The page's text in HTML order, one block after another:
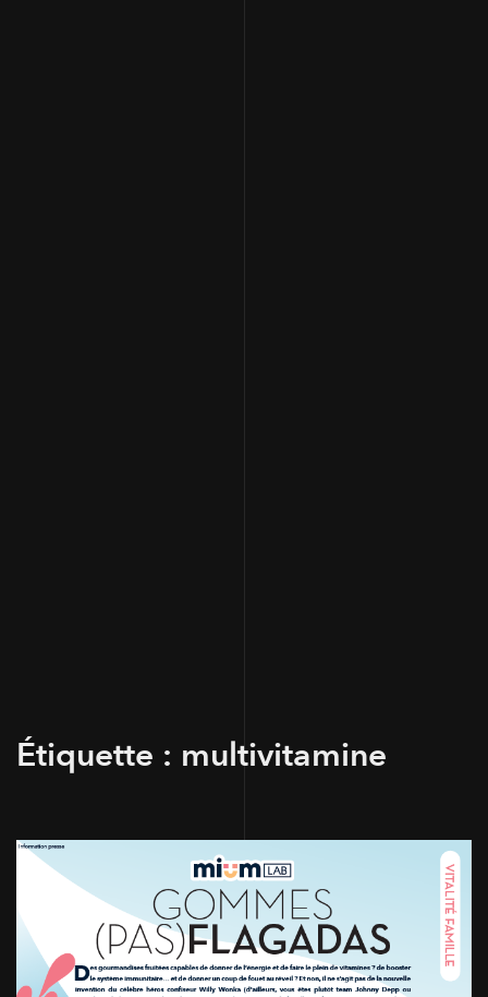
Étiquette : multivitamine